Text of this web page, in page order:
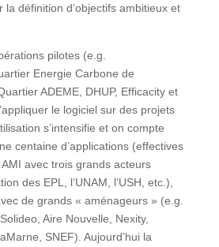
la définition d’objectifs ambitieux et
pilotes (e.g.
Energie Carbone de
ADEME, DHUP, Efficacity et
le logiciel sur des projets
s’intensifie et on compte
centaine d’applications (effectives
avec trois grands acteurs
des EPL, l’UNAM, l’USH, etc.),
de grands « aménageurs » (e.g.
Aire Nouvelle, Nexity,
SNEF). Aujourd’hui la